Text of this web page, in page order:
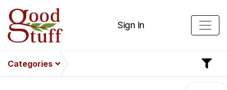
Sign In
Categories